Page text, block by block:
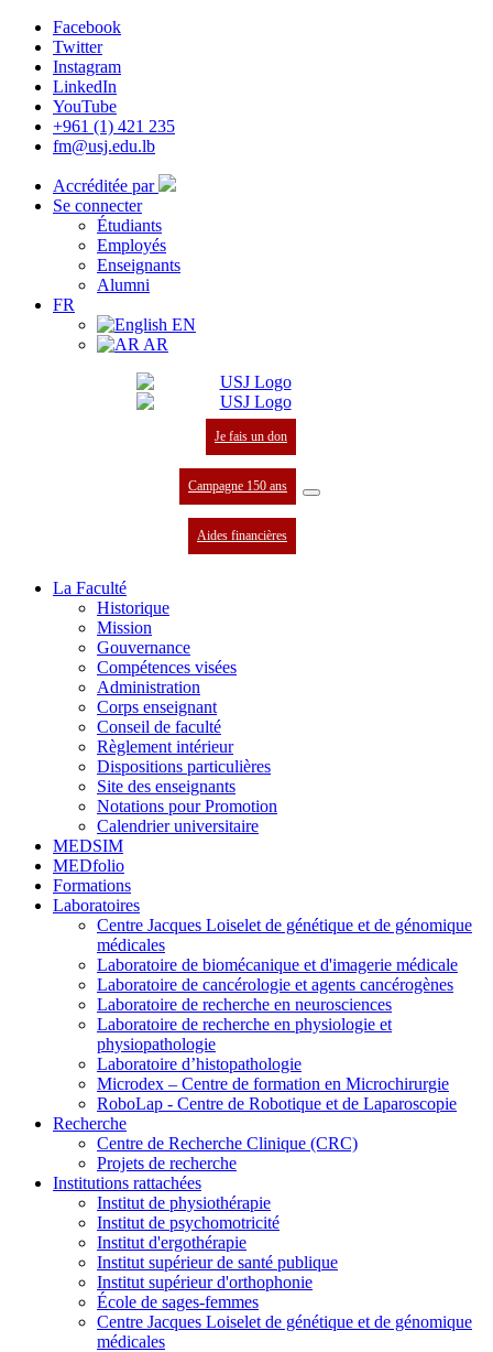
Facebook
Twitter
Instagram
LinkedIn
YouTube
+961 (1) 421 235
fm@usj.edu.lb
Accréditée par
Se connecter
Étudiants
Employés
Enseignants
Alumni
FR
EN
AR
Je fais un don
Campagne 150 ans
Aides financières
La Faculté
Historique
Mission
Gouvernance
Compétences visées
Administration
Corps enseignant
Conseil de faculté
Règlement intérieur
Dispositions particulières
Site des enseignants
Notations pour Promotion
Calendrier universitaire
MEDSIM
MEDfolio
Formations
Laboratoires
Centre Jacques Loiselet de génétique et de génomique
médicales
Laboratoire de biomécanique et d'imagerie médicale
Laboratoire de cancérologie et agents cancérogènes
Laboratoire de recherche en neurosciences
Laboratoire de recherche en physiologie et
physiopathologie
Laboratoire d’histopathologie
Microdex – Centre de formation en Microchirurgie
RoboLap - Centre de Robotique et de Laparoscopie
Recherche
Centre de Recherche Clinique (CRC)
Projets de recherche
Institutions rattachées
Institut de physiothérapie
Institut de psychomotricité
Institut d'ergothérapie
Institut supérieur de santé publique
Institut supérieur d'orthophonie
École de sages-femmes
Centre Jacques Loiselet de génétique et de génomique
médicales